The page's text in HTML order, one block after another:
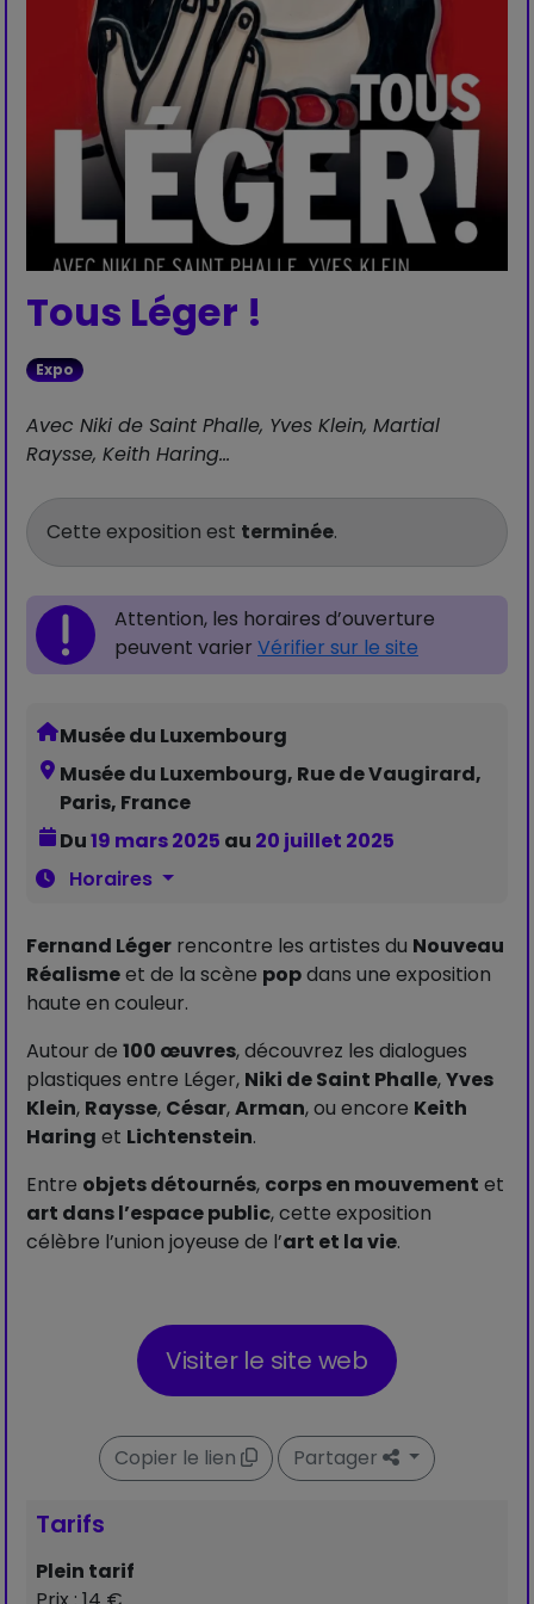
Tarifs
Plein tarif
Tous Léger !
Expo
Avec Niki de Saint Phalle, Yves Klein, Martial
Raysse, Keith Haring…
Cette exposition est terminée.
Attention, les horaires d’ouverture
peuvent varier Vérifier sur le site
Musée du Luxembourg
Musée du Luxembourg, Rue de Vaugirard,
Paris, France
Du19 mars 2025 au 20 juillet 2025
Horaires
Fernand Léger rencontre les artistes du Nouveau
Réalismeet de la scène popdans une exposition
haute en couleur.
Autour de 100 œuvres, découvrez les dialogues
plastiques entre Léger, Niki de Saint Phalle,Yves
Klein, Raysse, César,Arman, ou encore Keith
Haring et Lichtenstein.
Entre objets détournés, corps en mouvement et
art dans l’espace public, cette exposition
célèbre l’union joyeuse de l’art et la vie.
Visiter le site web
Copier le lien Partager